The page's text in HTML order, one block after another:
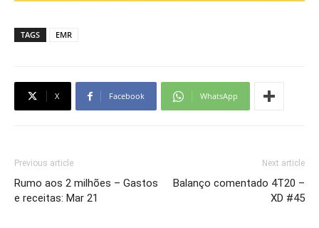
TAGS EMR
X Facebook WhatsApp
Previous article
Rumo aos 2 milhões – Gastos
e receitas: Mar 21
Next article
Balanço comentado 4T20 –
XD #45